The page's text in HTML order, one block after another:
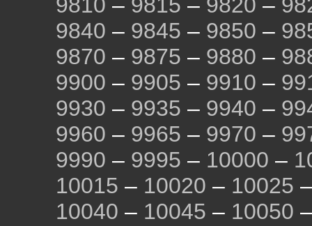
9810 – 9815 – 9820 –
9840 – 9845 – 9850 –
9870 – 9875 – 9880 –
9900 – 9905 – 9910 –
9930 – 9935 – 9940 –
9960 – 9965 – 9970 –
9990 – 9995 – 10000 –
10015 – 10020 – 10025
10040 – 10045 – 10050